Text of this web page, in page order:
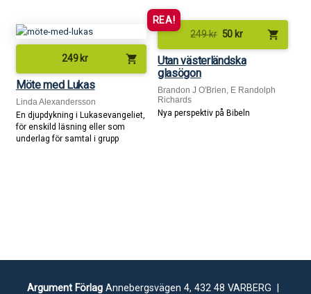
249 kr shopping_cart
Möte med Lukas
Linda Alexandersson
En djupdykning i Lukasevangeliet,
för enskild läsning eller som
underlag för samtal i grupp
REA!
249kr 50 kr shopping_cart
Utan västerländska
glasögon
Brandon J O'Brien, E Randolph
Richards
Nya perspektiv på Bibeln
Argument FörlagAnnebergsvägen 4, 432 48 VARBERG |